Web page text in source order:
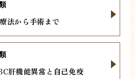
法から手術まで
肝機能異常と自己免疫